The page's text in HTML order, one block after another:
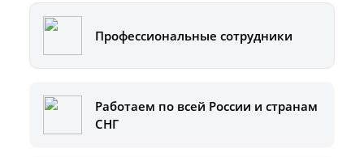
Профессиональные сотрудники
Работаем по всей России и странам
СНГ